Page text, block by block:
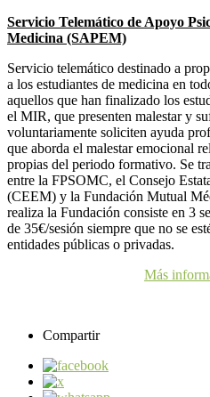
Servicio Telemático de Apoyo
Medicina (SAPEM)
Servicio telemático destinado a
a los estudiantes de medicina en
aquellos que han finalizado los
el MIR, que presenten malestar y
voluntariamente soliciten ayuda
que aborda el malestar emocional
propias del periodo formativo. Se
entre la FPSOMC, el Consejo
(CEEM) y la Fundación Mutual
realiza la Fundación consiste en 3
de 35€/sesión siempre que no se
entidades públicas o privadas.
Más
Compartir